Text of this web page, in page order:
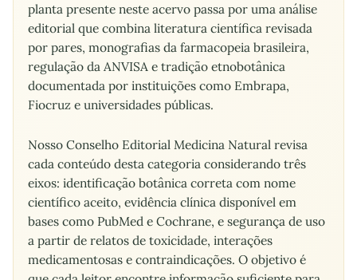
planta presente neste acervo passa por uma análise
editorial que combina literatura científica revisada
por pares, monografias da farmacopeia brasileira,
regulação da ANVISA e tradição etnobotânica
documentada por instituições como Embrapa,
Fiocruz e universidades públicas.
Nosso Conselho Editorial Medicina Natural revisa
cada conteúdo desta categoria considerando três
eixos: identificação botânica correta com nome
científico aceito, evidência clínica disponível em
bases como PubMed e Cochrane, e segurança de uso
a partir de relatos de toxicidade, interações
medicamentosas e contraindicações. O objetivo é